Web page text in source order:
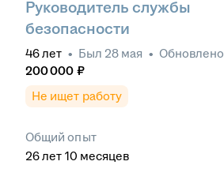
Руководитель службы
безопасности
46лет • Был 28 мая • Обновлено
200 000 ₽
Не ищет работу
Общий опыт
26лет 10 месяцев